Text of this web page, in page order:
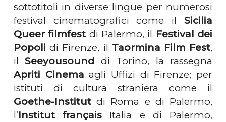
sottotitoli in diverse lingue per numerosi
festival cinematografici come ilSicilia
Queer filmfest di Palermo, il Festival dei
Popolidi Firenze, il Taormina Film Fest,
ilSeeyousound di Torino, la rassegna
Apriti Cinema agli Uffizi di Firenze; per
istituti di cultura straniera come il
Goethe-Institutdi Roma e di Palermo,
l’Institut français Italia e di Palermo,